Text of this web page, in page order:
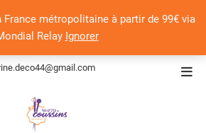
métropolitaine à partir de 99€ via
Relay Ignorer